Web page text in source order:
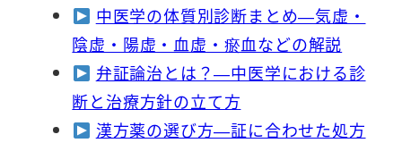
中医学の体質別診断まとめ—気虚・
陰虚・陽虚・血虚・瘀血などの解説
弁証論治とは？—中医学における診
断と治療方針の立て方
漢方薬の選び方—証に合わせた処方